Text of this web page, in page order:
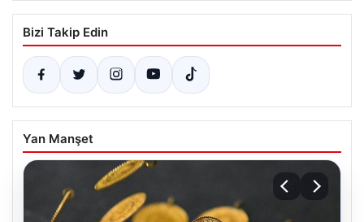
Bizi Takip Edin
Yan Manşet